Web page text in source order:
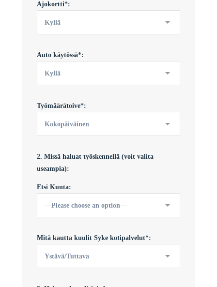
Ajokortti*:
Auto käytössä*:
Työmäärätoive*:
2. Missä haluat työskennellä (voit valita
useampia):
Etsi Kunta:
Mitä kautta kuulit Syke kotipalvelut*: